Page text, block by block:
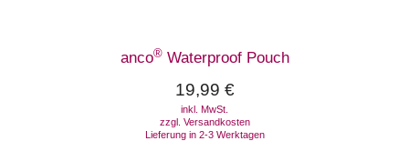
anco®Waterproof Pouch
19,99 €
inkl. MwSt.
zzgl. Versandkosten
Lieferung in 2-3 Werktagen